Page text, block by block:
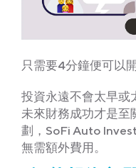
只需要4分鐘便可以
投資永遠不會太早或
未來財務成功才是至
劃，SoFi Auto
無需額外費用。